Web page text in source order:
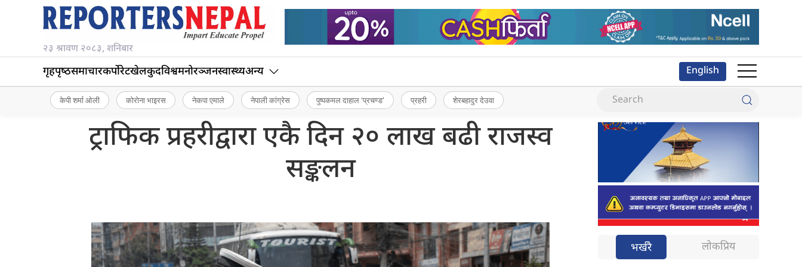
२३ श्रावण २०८३, शनिबार
गृहपृष्‍ठसमाचारकर्पोरेटखेलकुदविश्वमनोरञ्जनस्वास्थ्यअन्य English
केपी शर्मा ओली कोरोना भाइरस नेकपा एमाले नेपाली कांग्रेस पुष्पकमल दाहाल ‘प्रचण्ड’ प्रहरी शेरबहादुर देउवा
ट्राफिक प्रहरीद्वारा एकै दिन २० लाख बढी राजस्व
सङ्कलन
भर्खरै लोकप्रिय